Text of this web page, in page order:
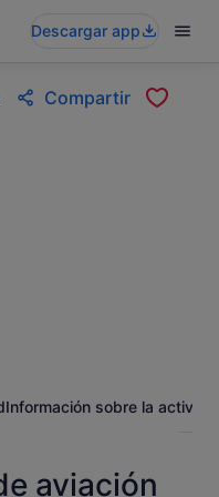
Descargar app
Compartir
Información sobre la
aviación